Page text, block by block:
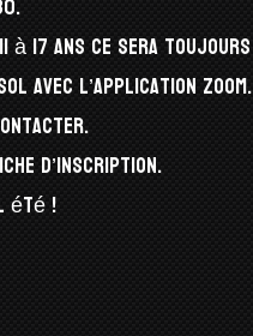
à 17 ans ce sera
avec l’application Zoom.
d’inscription.
été !